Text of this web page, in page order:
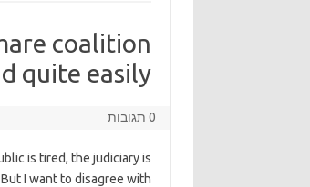
coalition
quite easily
0 תגובות
is tired, the judiciary is
I want to disagree with